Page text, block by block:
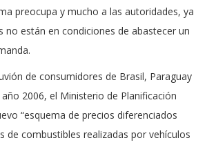
preocupa y mucho a las autoridades, ya
no están en condiciones de abastecer un
de consumidores de Brasil, Paraguay
2006, el Ministerio de Planificación
“esquema de precios diferenciados
de combustibles realizadas por vehículos